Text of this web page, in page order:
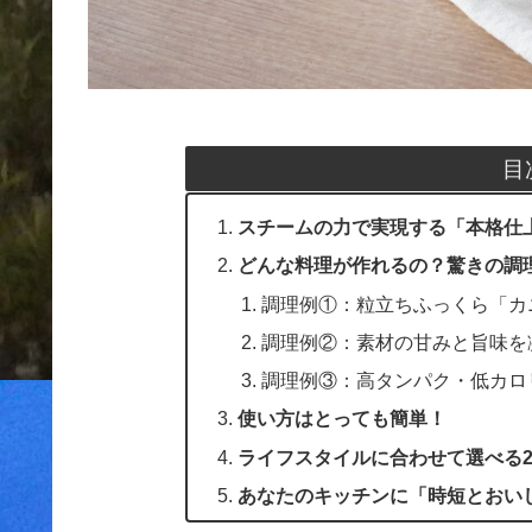
目
スチームの力で実現する「本格仕
どんな料理が作れるの？驚きの調
調理例①：粒立ちふっくら「カ
調理例②：素材の甘みと旨味を
調理例③：高タンパク・低カロ
使い方はとっても簡単！
ライフスタイルに合わせて選べる
あなたのキッチンに「時短とおい